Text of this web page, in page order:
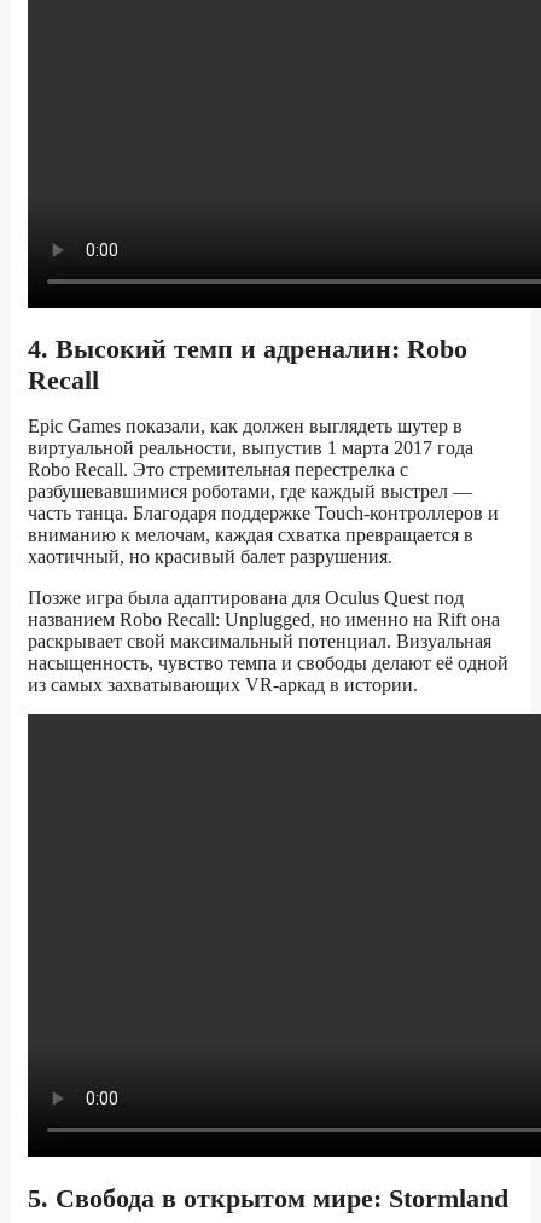
4. Высокий темп и адреналин: Robo
Recall
Epic Games показали, как должен выглядеть шутер в
виртуальной реальности, выпустив 1 марта 2017 года
Robo Recall. Это стремительная перестрелка с
разбушевавшимися роботами, где каждый выстрел —
часть танца. Благодаря поддержке Touch-контроллеров и
вниманию к мелочам, каждая схватка превращается в
хаотичный, но красивый балет разрушения.
Позже игра была адаптирована для Oculus Quest под
названием Robo Recall: Unplugged, но именно на Rift она
раскрывает свой максимальный потенциал. Визуальная
насыщенность, чувство темпа и свободы делают её одной
из самых захватывающих VR-аркад в истории.
5. Свобода в открытом мире: Stormland